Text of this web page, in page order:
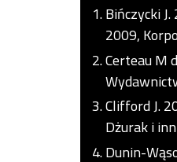
Bińczycki
2009,
Certeau M
Clifford J.
Dżurak i
Dunin-